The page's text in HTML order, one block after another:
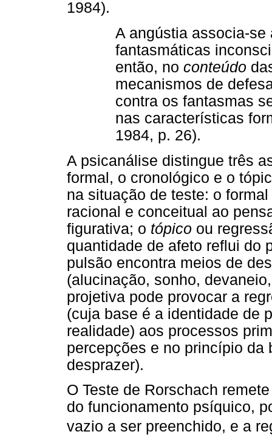
1984).
A angústia associa-se
fantasmáticas
então, no conteúdo
mecanismos de
contra os fantasmas
nas características
1984, p. 26).
A psicanálise distingue três
formal, o cronológico e o
na situação de teste: o
racional e conceitual ao
figurativa; o tópico ou
quantidade de afeto reflui do
pulsão encontra meios de
(alucinação, sonho,
projetiva pode provocar a
(cuja base é a identidade de
realidade) aos processos
percepções e no princípio da
desprazer).
O Teste de Rorschach
do funcionamento psíquico,
vazio a ser preenchido, e a